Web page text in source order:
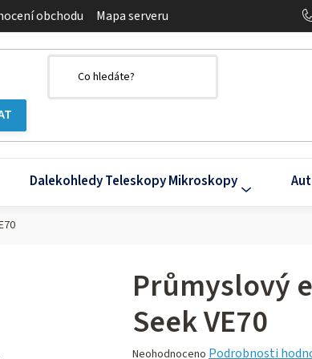
obchodu Mapa serveru
Dalekohledy Teleskopy Mikroskopy
Průmyslový
Seek VE70
Průměrné
Neohodnoceno Podrobnosti